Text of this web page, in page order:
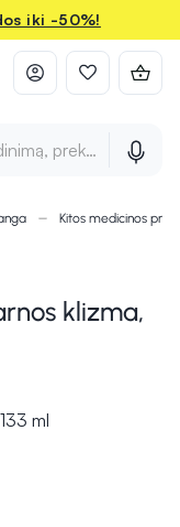
iki -50%!
prekės ženklą ir
Kitos medicinos
klizma,